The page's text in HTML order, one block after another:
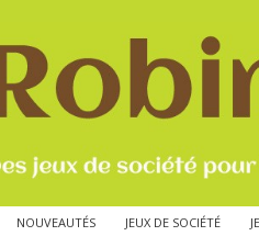
NOUVEAUTÉS JEUX DE SOCIÉTÉ